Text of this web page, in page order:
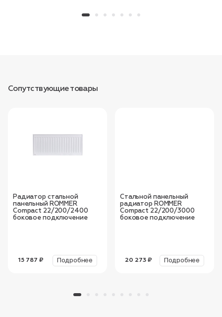
Сопутствующие товары
Радиатор стальной
панельный ROMMER
Compact 22/200/2400
боковое подключение
15 787 ₽ Подробнее
Стальной панельный
радиатор ROMMER
Compact 22/200/3000
боковое подключение
20 273 ₽ Подробнее